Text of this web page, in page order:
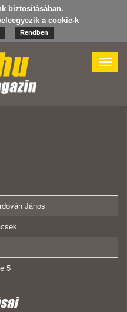
biztosításában.
a cookie-k
Rendben
Toggle
János
5